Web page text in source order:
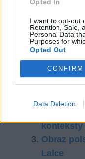
Opted In
I want to opt-out
Retention, Sale,
Personal Data
Purposes for
Opted Out
CONFIRM
Data Deletion
Jak więc widać,
kreowane na
zarówno
szpetne, podłe i
Czytaj także:
Motyw
konteksty
Obraz
Lalce